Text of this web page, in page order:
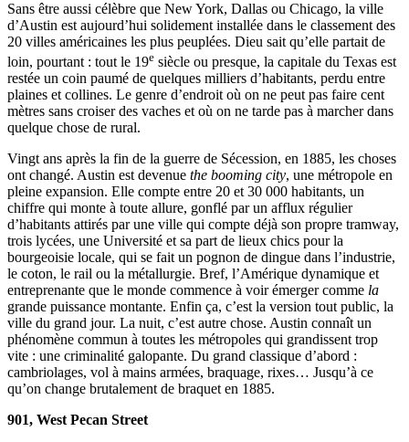
Sans être aussi célèbre que New York, Dallas ou Chicago, la ville
d’Austin est aujourd’hui solidement installée dans le classement des
20 villes américaines les plus peuplées. Dieu sait qu’elle partait de
loin, pourtant : tout le 19e siècle ou presque, la capitale du Texas est
restée un coin paumé de quelques milliers d’habitants, perdu entre
plaines et collines. Le genre d’endroit où on ne peut pas faire cent
mètres sans croiser des vaches et où on ne tarde pas à marcher dans
quelque chose de rural.
Vingt ans après la fin de la guerre de Sécession, en 1885, les choses
ont changé. Austin est devenue the booming city, une métropole en
pleine expansion. Elle compte entre 20 et 30 000 habitants, un
chiffre qui monte à toute allure, gonflé par un afflux régulier
d’habitants attirés par une ville qui compte déjà son propre tramway,
trois lycées, une Université et sa part de lieux chics pour la
bourgeoisie locale, qui se fait un pognon de dingue dans l’industrie,
le coton, le rail ou la métallurgie. Bref, l’Amérique dynamique et
entreprenante que le monde commence à voir émerger comme la
grande puissance montante. Enfin ça, c’est la version tout public, la
ville du grand jour. La nuit, c’est autre chose. Austin connaît un
phénomène commun à toutes les métropoles qui grandissent trop
vite : une criminalité galopante. Du grand classique d’abord :
cambriolages, vol à mains armées, braquage, rixes… Jusqu’à ce
qu’on change brutalement de braquet en 1885.
901, West Pecan Street